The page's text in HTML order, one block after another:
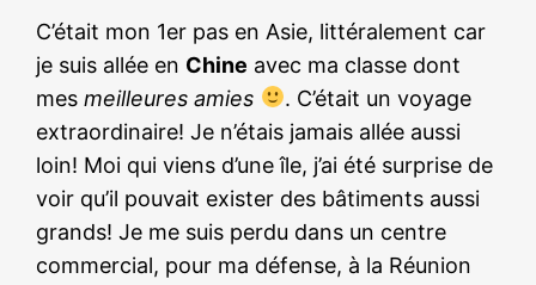
C’était mon 1er pas en Asie, littéralement car
je suis allée en Chine avec ma classe dont
mesmeilleures amies
. C’était un voyage
extraordinaire! Je n’étais jamais allée aussi
loin! Moi qui viens d’une île, j’ai été surprise de
voir qu’il pouvait exister des bâtiments aussi
grands! Je me suis perdu dans un centre
commercial, pour ma défense, à la Réunion